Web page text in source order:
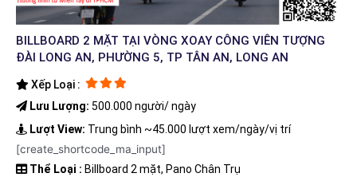
BILLBOARD 2 MẶT TẠI VÒNG XOAY CÔNG VIÊN TƯỢNG
ĐÀI LONG AN, PHƯỜNG 5, TP TÂN AN, LONG AN
Xếp Loại :
Lưu Lượng: 500.000 người/ ngày
Lượt View: Trung bình ~45.000 lượt xem/ngày/vị trí
[create_shortcode_ma_input]
Thể Loại : Billboard 2 mặt, Pano Chân Trụ